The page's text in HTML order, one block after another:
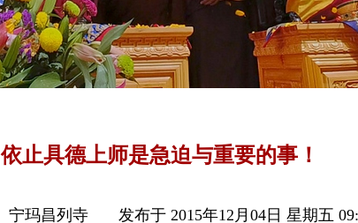
依止具德上师是急迫与重要的事！
宁玛昌列寺 发布于 2015年12月04日 星期五